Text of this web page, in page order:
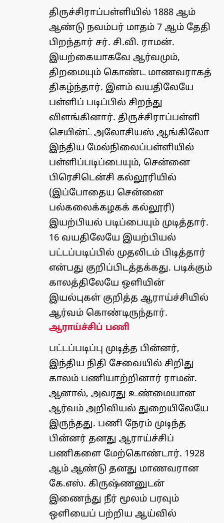
திருச்சிராப்பள்ளியில் 1888 ஆம்
ஆண்டு நவம்பர் மாதம் 7 ஆம் தேதி
பிறந்தார் சர். சி.வி. ராமன்.
இயற்கையாகவே ஆர்வமும்,
திறமையும் கொண்ட மாணவராகத்
திகழ்ந்தார். இளம் வயதிலேயே
பள்ளிப் படிப்பில் சிறந்து
விளங்கினார். திருச்சிராப்பள்ளி
செயின்ட் அலோசியஸ் ஆங்கிலோ
இந்திய மேல்நிலைப்பள்ளியில்
பள்ளிப்படிப்பையும், சென்னை
பிரெசிடென்சி கல்லூரியில்
(இப்போதைய சென்னை
பல்கலைக்கழகக் கல்லூரி)
இயற்பியல் படிப்பையும் முடித்தார்.
16 வயதிலேயே இயற்பியல்
பட்டப்படிப்பில் முதலிடம் பிடித்தார்
என்பது குறிப்பிடத்தக்கது. படிக்கும்
காலத்திலேயே ஒளியின்
இயல்புகள் குறித்த ஆராய்ச்சியில்
ஆர்வம் கொண்டிருந்தார்.
ஆராய்ச்சிப் பணி
பட்டப்படிப்பு முடித்த பின்னர்,
இந்திய நிதி சேவையில் சிறிது
காலம் பணியாற்றினார் ராமன்.
ஆனால், அவரது உண்மையான
ஆர்வம் அறிவியல் துறையிலேயே
இருந்தது. பணி நேரம் முடிந்த
பின்னர் தனது ஆராய்ச்சிப்
பணிகளை மேற்கொண்டார். 1928
ஆம் ஆண்டு தனது மாணவரான
கே.எஸ். கிருஷ்ணனுடன்
இணைந்து நீர் மூலம் பரவும்
ஒளியைப் பற்றிய ஆய்வில்